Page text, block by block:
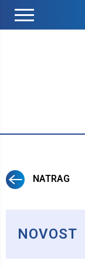
NATRAG
NOVOST